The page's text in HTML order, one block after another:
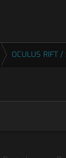
OCULUS RIFT /